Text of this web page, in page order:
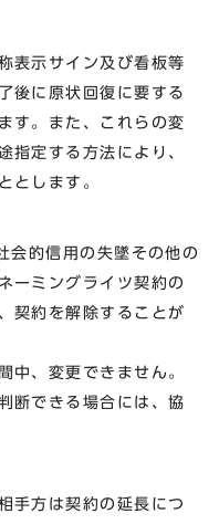
表示サイン及び看板等
後に原状回復に要する
す。また、これらの変
指定する方法により、
とします。
的信用の失墜その他の
ーミングライツ契約の
契約を解除することが
、変更できません。
断できる場合には、協
手方は契約の延長につ